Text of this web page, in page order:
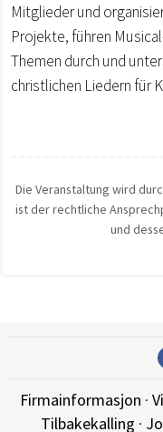
Mitglieder und
Projekte, führen
Themen durch und
christlichen Liedern für
Die Veranstaltung wird
ist der rechtliche
und
Firmainformasjon ·
Tilbakekalling ·